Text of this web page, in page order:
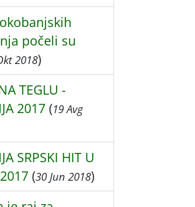
počeli su
2018)
TEGLU -
2017 (19 Avg
SRPSKI HIT U
(30 Jun 2018)